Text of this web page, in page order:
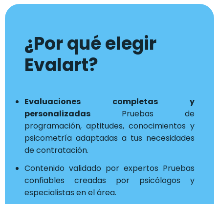
¿Por qué elegir
Evalart?
Evaluaciones completas y
personalizadas Pruebas de
programación, aptitudes, conocimientos y
psicometría adaptadas a tus necesidades
de contratación.
Contenido validado por expertos Pruebas
confiables creadas por psicólogos y
especialistas en el área.